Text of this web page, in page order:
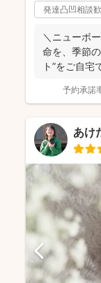
発達凸凹相談
＼ニューボーンフォ
命を、季節の生花で彩る “
ト”をご自
予約承諾
あけ